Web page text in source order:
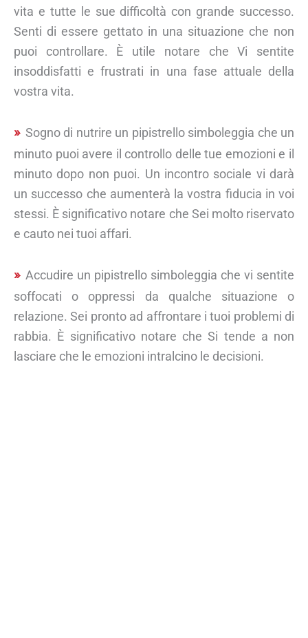
vita e tutte le sue difficoltà con grande successo.
Senti di essere gettato in una situazione che non
puoi controllare. È utile notare che Vi sentite
insoddisfatti e frustrati in una fase attuale della
vostra vita.
Sogno di nutrire un pipistrello simboleggia che un
minuto puoi avere il controllo delle tue emozioni e il
minuto dopo non puoi. Un incontro sociale vi darà
un successo che aumenterà la vostra fiducia in voi
stessi. È significativo notare che Sei molto riservato
e cauto nei tuoi affari.
Accudire un pipistrello simboleggia che vi sentite
soffocati o oppressi da qualche situazione o
relazione. Sei pronto ad affrontare i tuoi problemi di
rabbia. È significativo notare che Si tende a non
lasciare che le emozioni intralcino le decisioni.